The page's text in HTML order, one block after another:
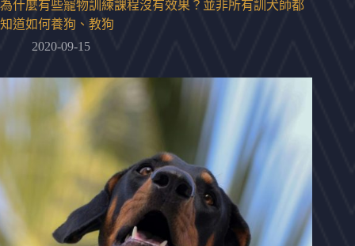
為什麼有些寵物訓練課程沒有效果？並非所有訓犬師都
知道如何養狗、教狗
2020-09-15